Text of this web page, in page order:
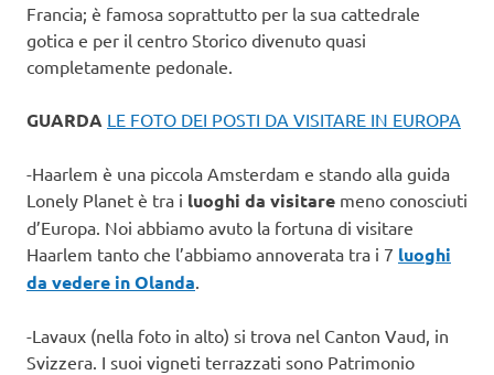
Francia; è famosa soprattutto per la sua cattedrale
gotica e per il centro Storico divenuto quasi
completamente pedonale.
GUARDA LE FOTO DEI POSTI DA VISITARE IN EUROPA
-Haarlem è una piccola Amsterdam e stando alla guida
Lonely Planet è tra i luoghi da visitare meno conosciuti
d’Europa. Noi abbiamo avuto la fortuna di visitare
Haarlem tanto che l’abbiamo annoverata tra i 7 luoghi
da vedere in Olanda
-Lavaux (nella foto in alto) si trova nel Canton Vaud, in
Svizzera. I suoi vigneti terrazzati sono Patrimonio